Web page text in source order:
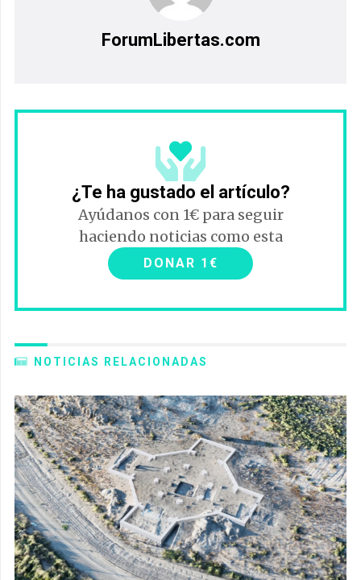
ForumLibertas.com
¿Te ha gustado el artículo?
Ayúdanos con 1€ para seguir
haciendo noticias como esta
DONAR 1€
NOTICIAS RELACIONADAS